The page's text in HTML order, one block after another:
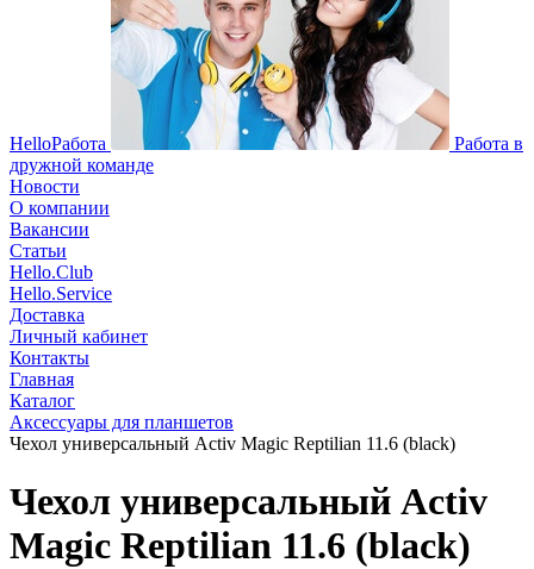
HelloРабота
Работа в
дружной команде
Новости
О компании
Вакансии
Статьи
Hello.Club
Hello.Service
Доставка
Личный кабинет
Контакты
Главная
Каталог
Аксессуары для планшетов
Чехол универсальный Activ Magic Reptilian 11.6 (black)
Чехол универсальный Activ
Magic Reptilian 11.6 (black)